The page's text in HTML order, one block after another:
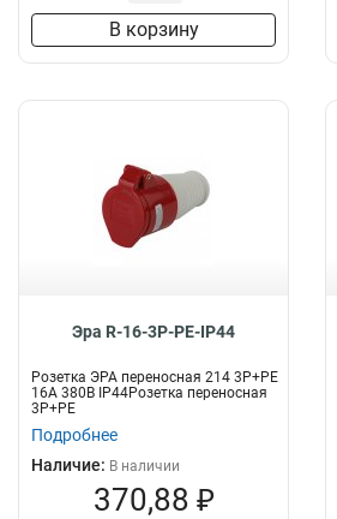
В корзину
Эра R-16-3P-PE-IP44
Розетка ЭРА переносная 214 3Р+РЕ
16А 380В IP44Розетка переносная
3P+PE
Подробнее
Наличие: В наличии
370,88 ₽